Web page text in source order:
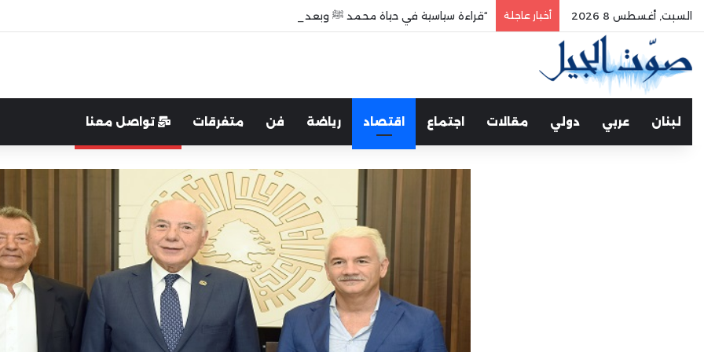
السبت, أغسطس 8 2026 أخبار عاجلة “قراءة سياسية في حياة محمد ﷺ وبعد وفاته”
لبنان عربي دولي مقالات اجتماع اقتصاد رياضة فن متفرقات تواصل معنا